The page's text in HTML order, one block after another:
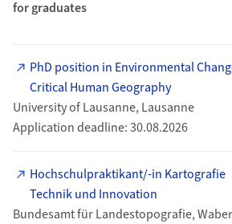
​for graduates
PhD position in Environmental
Critical Human Geography
University of Lausanne, Lausanne
Application deadline: 30.08.2026
Hochschulpraktikant/-in Kartografie
Technik und Innovation
Bundesamt für Landestopografie,